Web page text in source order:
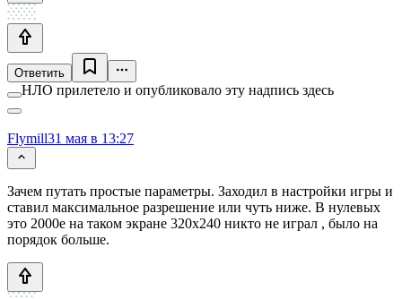
Ответить
НЛО прилетело и опубликовало эту надпись здесь
Flymill31 мая в 13:27
Зачем путать простые параметры. Заходил в настройки игры и
ставил максимальное разрешение или чуть ниже. В нулевых
это 2000е на таком экране 320х240 никто не играл , было на
порядок больше.